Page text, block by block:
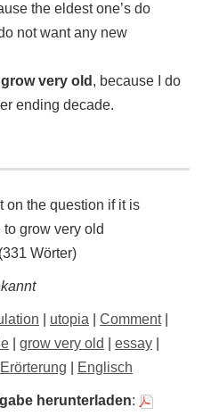
the eldest one’s do
not want any new
grow very old , because I do
ending decade.
on the question if it is
grow very old
Wörter)
utopia Comment|
grow very old essay
Erörterung Englisch
herunterladen: